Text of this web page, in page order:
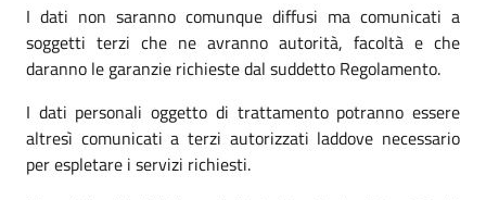
I dati non saranno comunque diffusi ma comunicati a
soggetti terzi che ne avranno autorità, facoltà e che
daranno le garanzie richieste dal suddetto Regolamento.
I dati personali oggetto di trattamento potranno essere
altresì comunicati a terzi autorizzati laddove necessario
per espletare i servizi richiesti.